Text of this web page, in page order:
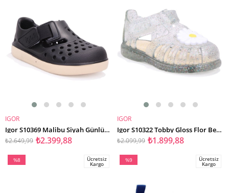
SEPETE EKLE
IGOR
Igor S10369 Malibu Siyah Günlük Erkek Çocuk Sandalet
₺2.399,88
₺2.649,99
SEPETE EKLE
IGOR
Igor S10322 Tobby Gloss Flor Beyaz Günlük Kız Çocuk Sandalet
₺1.899,88
₺2.099,99
%8
Ücretsiz
Kargo
%9
Ücretsiz
Kargo